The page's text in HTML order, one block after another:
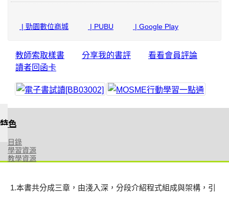
| 勁園數位商城 | PUBU | Google Play
教師索取樣書 分享我的書評
看看會員評論
讀者回函卡
特色
目錄
學習資源
教學資源
1.本書共分成三章，由淺入深，分段介紹程式組成與架構，引